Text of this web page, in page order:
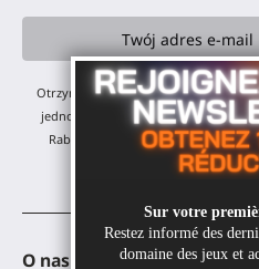
Otrzymasz nasze miesięczne
jedno emaila miesięcznie! Możesz
Rabat obejmuje wszystkie nasze
O nas